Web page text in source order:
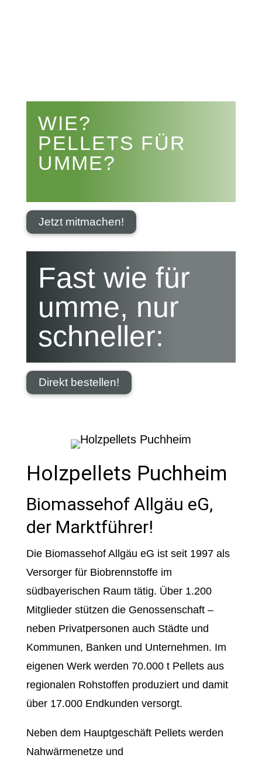
WIE?
PELLETS FÜR
UMME?
Jetzt mitmachen!
Fast wie für
umme, nur
schneller:
Direkt bestellen!
Holzpellets Puchheim
Biomassehof Allgäu eG,
der Marktführer!
Die Biomassehof Allgäu eG ist seit 1997 als
Versorger für Biobrennstoffe im
südbayerischen Raum tätig. Über 1.200
Mitglieder stützen die Genossenschaft –
neben Privatpersonen auch Städte und
Kommunen, Banken und Unternehmen. Im
eigenen Werk werden 70.000 t Pellets aus
regionalen Rohstoffen produziert und damit
über 17.000 Endkunden versorgt.
Neben dem Hauptgeschäft Pellets werden
Nahwärmenetze und